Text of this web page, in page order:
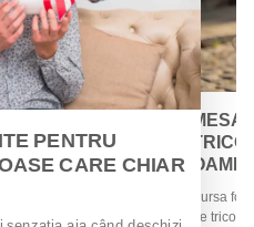
PENTRU
CARE CHIAR
Sursa
de